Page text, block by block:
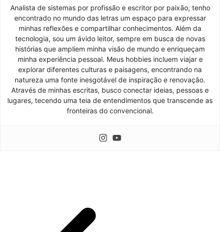
Analista de sistemas por profissão e escritor por paixão, tenho
encontrado no mundo das letras um espaço para expressar
minhas reflexões e compartilhar conhecimentos. Além da
tecnologia, sou um ávido leitor, sempre em busca de novas
histórias que ampliem minha visão de mundo e enriqueçam
minha experiência pessoal. Meus hobbies incluem viajar e
explorar diferentes culturas e paisagens, encontrando na
natureza uma fonte inesgotável de inspiração e renovação.
Através de minhas escritas, busco conectar ideias, pessoas e
lugares, tecendo uma teia de entendimentos que transcende as
fronteiras do convencional.